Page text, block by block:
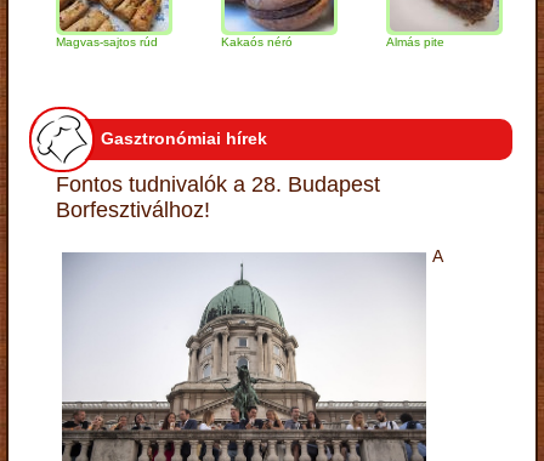
Magvas-sajtos rúd Kakaós néró Almás pite
Gasztronómiai hírek
Fontos tudnivalók a 28. Budapest
Borfesztiválhoz!
A